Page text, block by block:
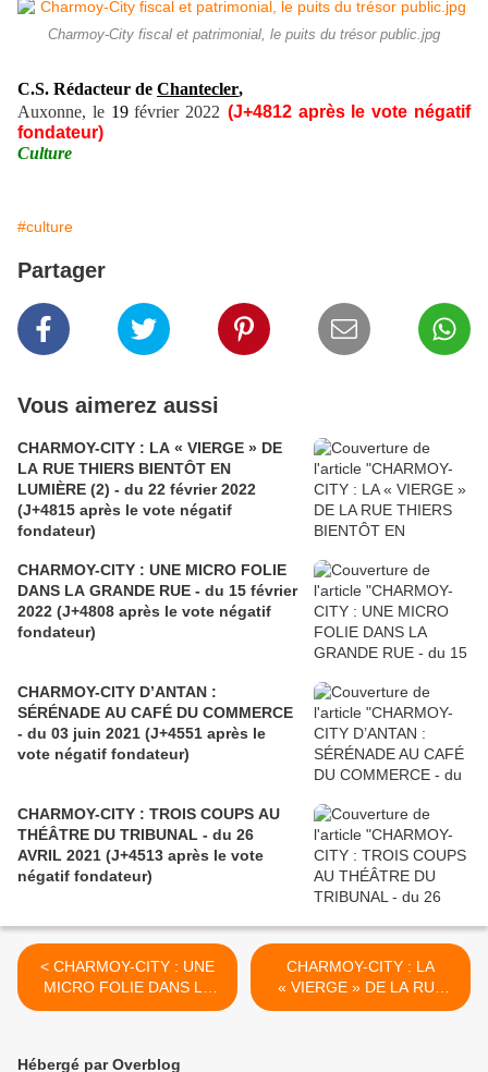
Charmoy-City fiscal et patrimonial, le puits du trésor public.jpg
C.S. Rédacteur de Chantecler,
Auxonne, le 19février 2022 (J+4812après le vote négatif
fondateur)
Culture
#culture
Partager
Vous aimerez aussi
CHARMOY-CITY : LA « VIERGE » DE
LA RUE THIERS BIENTÔT EN
LUMIÈRE (2) - du 22 février 2022
(J+4815 après le vote négatif
fondateur)
CHARMOY-CITY : UNE MICRO FOLIE
DANS LA GRANDE RUE - du 15 février
2022 (J+4808 après le vote négatif
fondateur)
CHARMOY-CITY D’ANTAN :
SÉRÉNADE AU CAFÉ DU COMMERCE
- du 03 juin 2021 (J+4551 après le
vote négatif fondateur)
CHARMOY-CITY : TROIS COUPS AU
THÉÂTRE DU TRIBUNAL - du 26
AVRIL 2021 (J+4513 après le vote
négatif fondateur)
< CHARMOY-CITY : UNE
MICRO FOLIE DANS LA
GRANDE RUE - du 15
CHARMOY-CITY : LA
« VIERGE » DE LA RUE
THIERS BIENTÔT EN
Hébergé par Overblog